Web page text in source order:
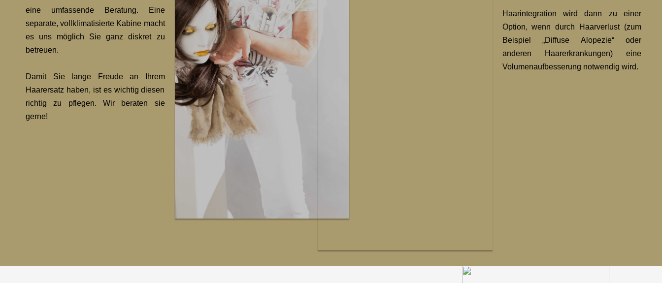
eine umfassende Beratung. Eine
separate, vollklimatisierte Kabine macht
es uns möglich Sie ganz diskret zu
betreuen.
Damit Sie lange Freude an Ihrem
Haarersatz haben, ist es wichtig diesen
richtig zu pflegen. Wir beraten sie
gerne!
Haarintegration wird dann zu einer
Option, wenn durch Haarverlust (zum
Beispiel „Diffuse Alopezie“ oder
anderen Haarerkrankungen) eine
Volumenaufbesserung notwendig wird.